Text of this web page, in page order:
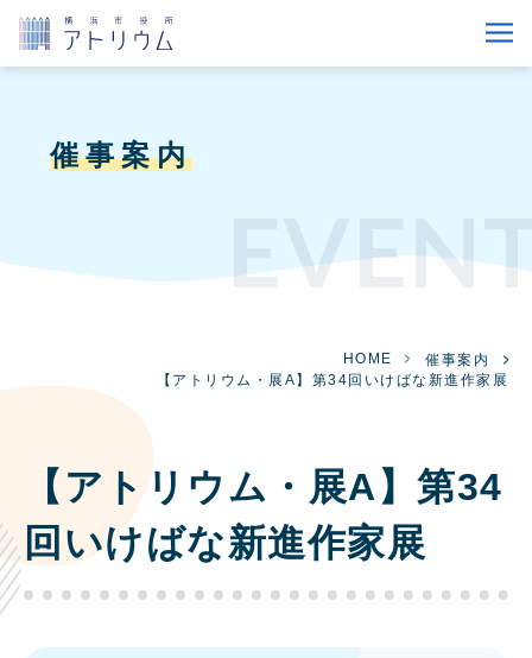
催事案内
HOME
催事案内
【アトリウム・展A】第34回いけばな新進作家展
【アトリウム・展A】第34
回いけばな新進作家展